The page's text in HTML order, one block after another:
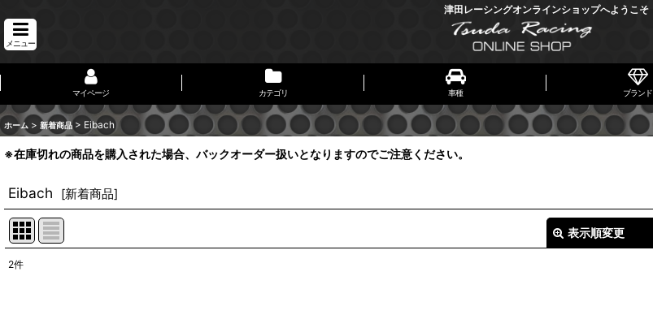
津田レーシングオンラインショップへようこそ
メニュー
マイページ カテゴリ 車種 ブランド
ホーム > 新着商品 > Eibach
※在庫切れの商品を購入された場合、バックオーダー扱いとなりますのでご注意ください。
Eibach [新着商品]
表示順変更
2件